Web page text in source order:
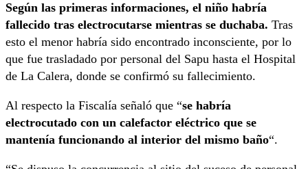
Según las primeras informaciones, el niño habría
fallecido tras electrocutarse mientras se duchaba. Tras
esto el menor habría sido encontrado inconsciente, por lo
que fue trasladado por personal del Sapu hasta el Hospital
de La Calera, donde se confirmó su fallecimiento.
Al respecto la Fiscalía señaló que “se habría
electrocutado con un calefactor eléctrico que se
mantenía funcionando al interior del mismo baño“.